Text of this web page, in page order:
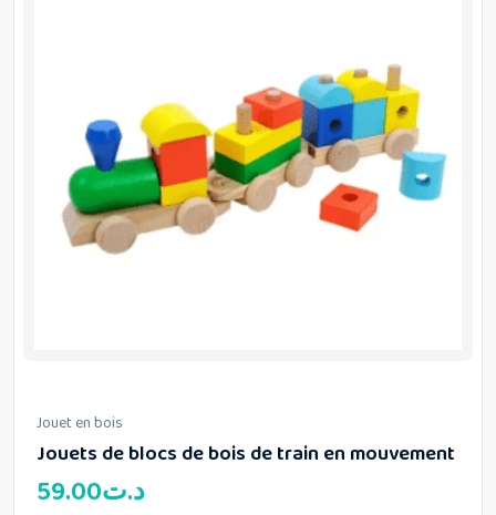
Jouet en bois
Jouets de blocs de bois de train en mouvement
د.ت59.00